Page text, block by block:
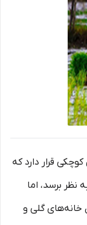
قرار دارد که
نظر برسد، اما
خانه‌های گلی و